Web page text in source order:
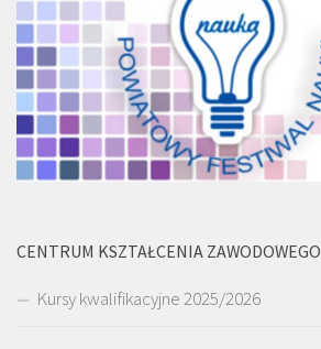
CENTRUM KSZTAŁCENIA ZAWODOWEGO
Kursy kwalifikacyjne 2025/2026